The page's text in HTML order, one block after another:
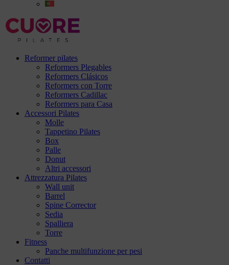
Reformer pilates
Reformers Plegables
Reformers Clásicos
Reformers con Torre
Reformers Cadillac
Reformers para Casa
Accessori Pilates
Molle
Tappetino Pilates
Box
Palle
Donut
Altri accessori
Attrezzatura Pilates
Wall unit
Barrel
Spine Corrector
Sedia
Spalliera
Torre
Fitness
Panche multifunzione per pesi
Contatti